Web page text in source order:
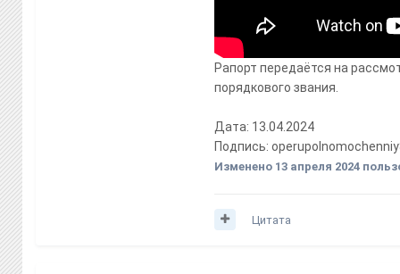
Рапорт передаётся на
порядкового звания.
Дата: 13.04.2024
Подпись:
Изменено 13 апреля 2024
Цитата